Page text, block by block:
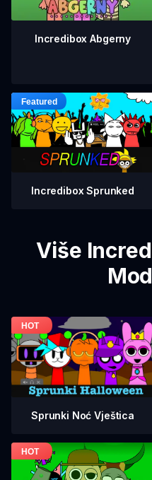
Incredibox Abgerny
Incredibox Sprunked
Više
Sprunki Noć Vještica